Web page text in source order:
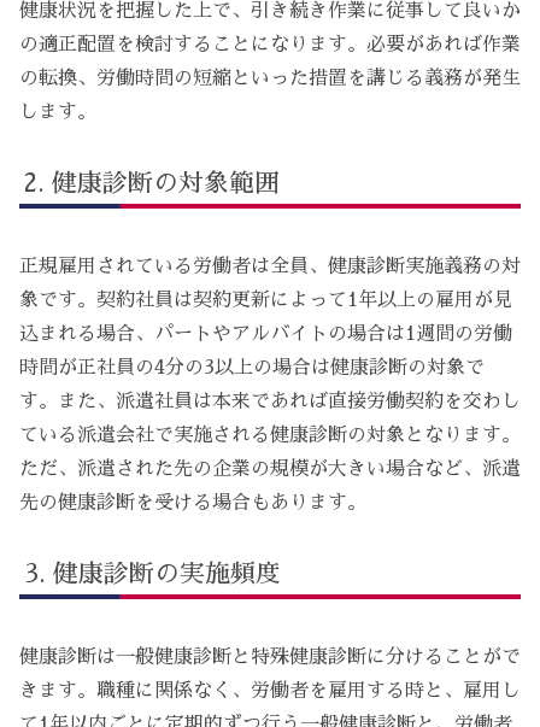
健康状況を把握した上で、引き続き作業に従事して良いか
の適正配置を検討することになります。必要があれば作業
の転換、労働時間の短縮といった措置を講じる義務が発生
します。
健康診断の対象範囲
正規雇用されている労働者は全員、健康診断実施義務の対
象です。契約社員は契約更新によって1年以上の雇用が見
込まれる場合、パートやアルバイトの場合は1週間の労働
時間が正社員の4分の3以上の場合は健康診断の対象で
す。また、派遣社員は本来であれば直接労働契約を交わし
ている派遣会社で実施される健康診断の対象となります。
ただ、派遣された先の企業の規模が大きい場合など、派遣
先の健康診断を受ける場合もあります。
健康診断の実施頻度
健康診断は一般健康診断と特殊健康診断に分けることがで
きます。職種に関係なく、労働者を雇用する時と、雇用し